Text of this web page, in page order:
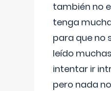
también no
tenga
para que no
leído
intentar ir
pero nada